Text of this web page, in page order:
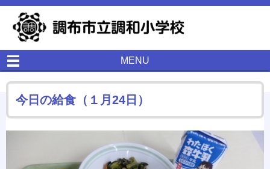
MENU
今日の給食（１月24日）